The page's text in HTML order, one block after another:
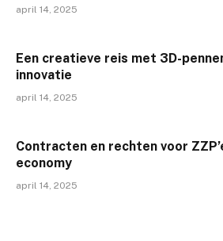
april 14, 2025
Een creatieve reis met 3D-
innovatie
april 14, 2025
Contracten en rechten voor
economy
april 14, 2025